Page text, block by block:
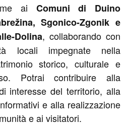
ai Comuni di Duino
Sgonico-Zgonik e
Dolina, collaborando con
locali impegnate nella
storico, culturale e
Potrai contribuire alla
interesse del territorio, alla
e alla realizzazione
e ai visitatori.